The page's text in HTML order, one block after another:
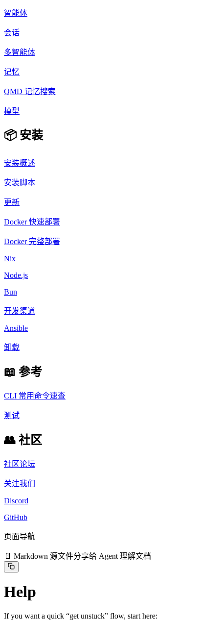
智能体
会话
多智能体
记忆
QMD 记忆搜索
模型
📦 安装
安装概述
安装脚本
更新
Docker 快速部署
Docker 完整部署
Nix
Node.js
Bun
开发渠道
Ansible
卸载
📖 参考
CLI 常用命令速查
测试
👥 社区
社区论坛
关注我们
Discord
GitHub
页面导航
📄 Markdown 源文件分享给 Agent 理解文档
Help
If you want a quick “get unstuck” flow, start here: